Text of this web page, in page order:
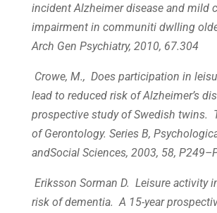
incident Alzheimer disease and mild
impairment in communiti dwlling
Arch Gen Psychiatry, 2010, 67.304
Crowe, M., Does participation in
lead to reduced risk of Alzheimer’s
prospective study of Swedish twins.
of Gerontology. Series B,
andSocial Sciences, 2003, 58,
Eriksson Sorman D. Leisure activity
risk of dementia. A 15-year